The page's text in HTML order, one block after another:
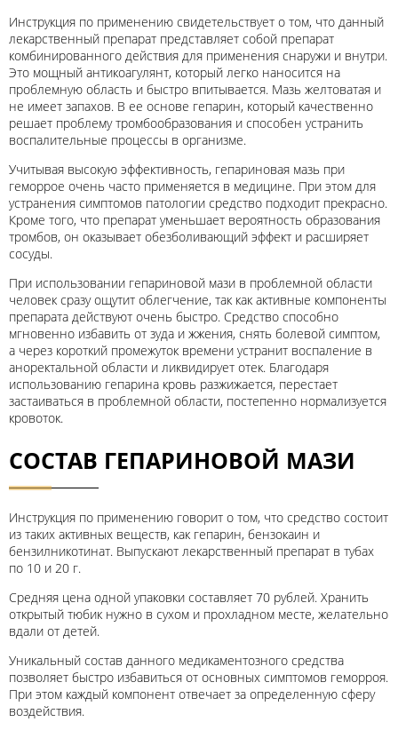
Инструкция по применению свидетельствует о том, что данный
лекарственный препарат представляет собой препарат
комбинированного действия для применения снаружи и внутри.
Это мощный антикоагулянт, который легко наносится на
проблемную область и быстро впитывается. Мазь желтоватая и
не имеет запахов. В ее основе гепарин, который качественно
решает проблему тромбообразования и способен устранить
воспалительные процессы в организме.
Учитывая высокую эффективность, гепариновая мазь при
геморрое очень часто применяется в медицине. При этом для
устранения симптомов патологии средство подходит прекрасно.
Кроме того, что препарат уменьшает вероятность образования
тромбов, он оказывает обезболивающий эффект и расширяет
сосуды.
При использовании гепариновой мази в проблемной области
человек сразу ощутит облегчение, так как активные компоненты
препарата действуют очень быстро. Средство способно
мгновенно избавить от зуда и жжения, снять болевой симптом,
а через короткий промежуток времени устранит воспаление в
аноректальной области и ликвидирует отек. Благодаря
использованию гепарина кровь разжижается, перестает
застаиваться в проблемной области, постепенно нормализуется
кровоток.
СОСТАВ ГЕПАРИНОВОЙ МАЗИ
Инструкция по применению говорит о том, что средство состоит
из таких активных веществ, как гепарин, бензокаин и
бензилникотинат. Выпускают лекарственный препарат в тубах
по 10 и 20 г.
Средняя цена одной упаковки составляет 70 рублей. Хранить
открытый тюбик нужно в сухом и прохладном месте, желательно
вдали от детей.
Уникальный состав данного медикаментозного средства
позволяет быстро избавиться от основных симптомов геморроя.
При этом каждый компонент отвечает за определенную сферу
воздействия.